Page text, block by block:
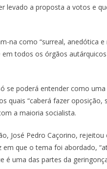
levado a proposta a votos e
na como “surreal, anedótica
todos os órgãos
se poderá entender como
quais “caberá fazer
a maioria socialista.
José Pedro Caçorino,
que o tema foi abordado,
é uma das partes da